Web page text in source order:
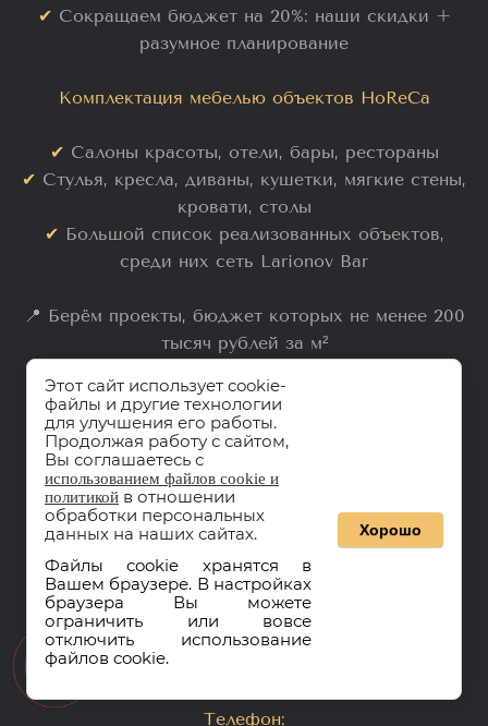
✔ Сокращаем бюджет на 20%: наши скидки +
разумное планирование
Комплектация мебелью объектов HoReCa
✔ Салоны красоты, отели, бары, рестораны
✔ Стулья, кресла, диваны, кушетки, мягкие стены,
кровати, столы
✔ Большой список реализованных объектов,
среди них сеть Larionov Bar
📍 Берём проекты, бюджет которых не менее 200
тысяч рублей за м²
ПОЛУЧИТЕБЕСПЛАТНУЮ
КОНСУЛЬТАЦИЮ ПРЯМО СЕЙЧАС
●Полный цикл услуг
●Гарантия уникальности
●Работа с гранд-бюджетом
ЗАКАЗАТЬ ОБРАТНЫЙ ЗВОНОК
Телефон:
Этот сайт использует cookie-
файлы и другие технологии
для улучшения его работы.
Продолжая работу с сайтом,
Вы соглашаетесь с
использованием файлов cookie и
политикой в отношении
обработки персональных
данных на наших сайтах.
Файлы cookie хранятся в
Вашем браузере. В настройках
браузера Вы можете
ограничить или вовсе
отключить использование
файлов cookie.
Хорошо